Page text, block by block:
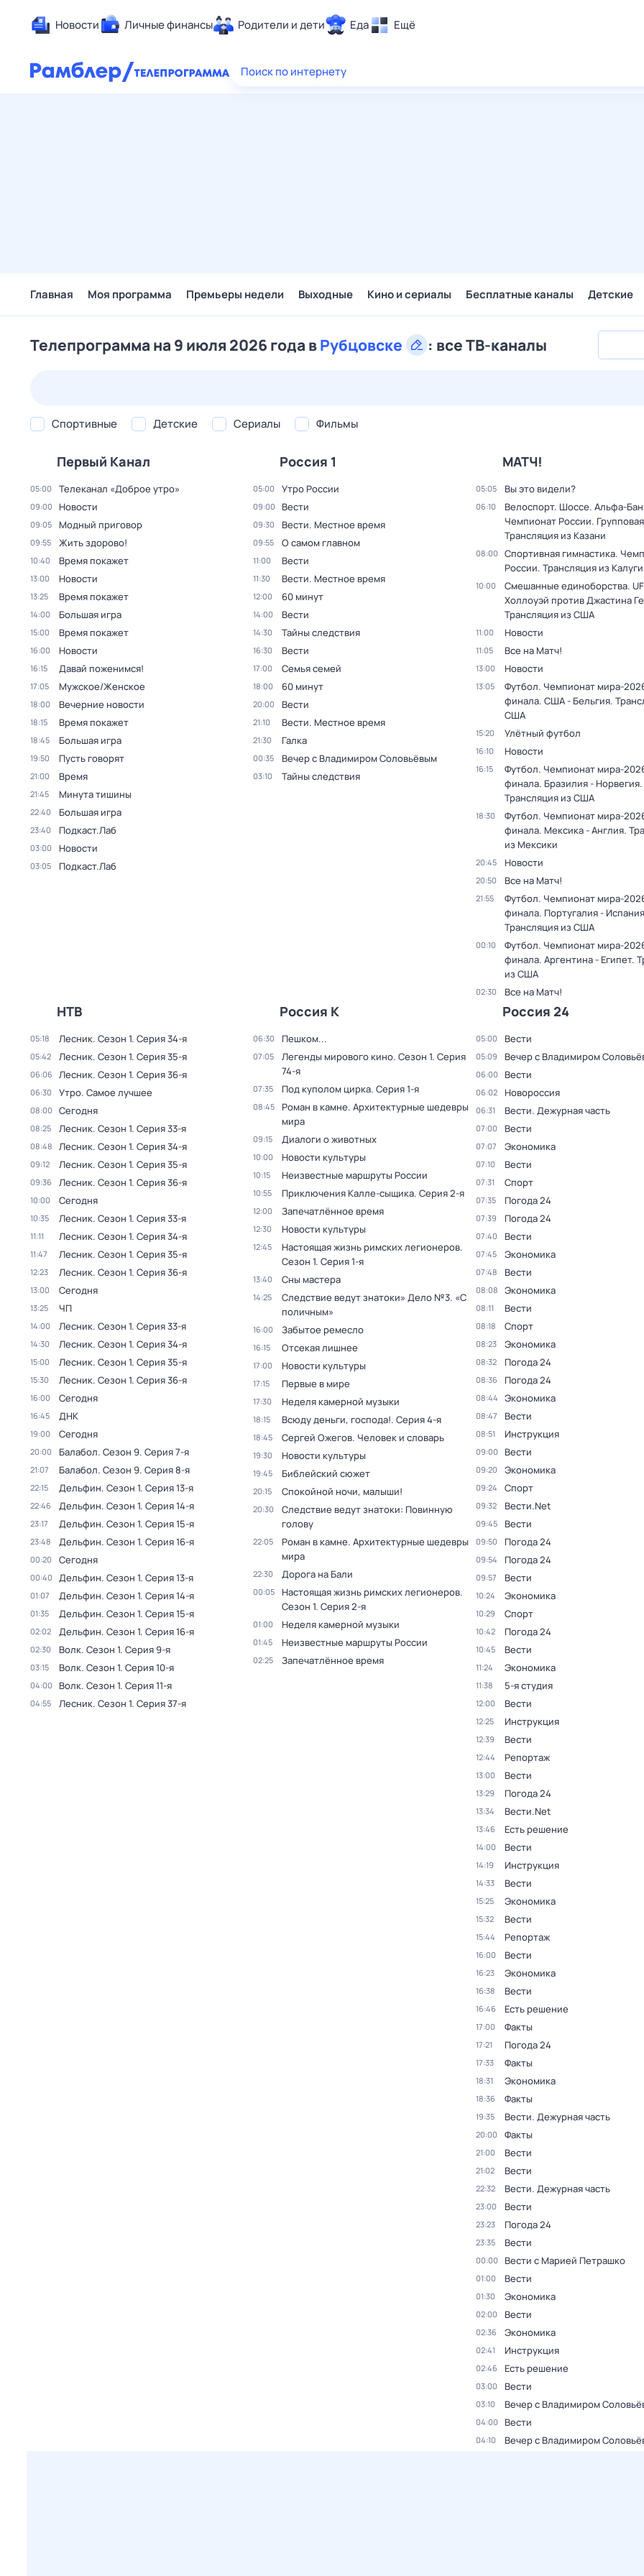
Новости Личные финансы Родители и дети Еда Ещё
Здоровье
Поиск по интернету
Главная Моя программа Премьеры недели Выходные Кино и сериалы Бесплатные каналы Детские
Телепрограмма на 9 июля 2026 года вРубцовске : все ТВ-каналы
Спортивные Детские Сериалы Фильмы
Первый Канал
05:00 Телеканал «Доброе утро»
09:00 Новости
09:05 Модный приговор
09:55 Жить здорово!
10:40 Время покажет
13:00 Новости
13:25 Время покажет
14:00 Большая игра
15:00 Время покажет
16:00 Новости
16:15 Давай поженимся!
17:05 Мужское/Женское
18:00 Вечерние новости
18:15 Время покажет
18:45 Большая игра
19:50 Пусть говорят
21:00 Время
21:45 Минута тишины
22:40 Большая игра
23:40 Подкаст.Лаб
03:00 Новости
03:05 Подкаст.Лаб
Россия 1
05:00 Утро России
09:00 Вести
09:30 Вести. Местное время
09:55 О самом главном
11:00 Вести
11:30 Вести. Местное время
12:00 60 минут
14:00 Вести
14:30 Тайны следствия
16:30 Вести
17:00 Семья семей
18:00 60 минут
20:00 Вести
21:10 Вести. Местное время
21:30 Галка
00:35 Вечер с Владимиром Соловьёвым
03:10 Тайны следствия
МАТЧ!
05:05 Вы это видели?
06:10
Велоспорт. Шоссе. Альфа-
Чемпионат России.
Трансляция из Казани
08:00
Спортивная гимнастика.
России. Трансляция из Калуги
10:00
Смешанные единоборства.
Холлоуэй против Джастина
Трансляция из США
11:00 Новости
11:05 Все на Матч!
13:00 Новости
13:05
Футбол. Чемпионат мира-
финала. США - Бельгия.
США
15:20 Улётный футбол
16:10 Новости
16:15
Футбол. Чемпионат мира-
финала. Бразилия - Норвегия.
Трансляция из США
18:30
Футбол. Чемпионат мира-
финала. Мексика - Англия.
из Мексики
20:45 Новости
20:50 Все на Матч!
21:55
Футбол. Чемпионат мира-
финала. Португалия -
Трансляция из США
00:10
Футбол. Чемпионат мира-
финала. Аргентина - Египет.
из США
02:30 Все на Матч!
НТВ
05:18 Лесник. Сезон 1. Серия 34-я
05:42 Лесник. Сезон 1. Серия 35-я
06:06 Лесник. Сезон 1. Серия 36-я
06:30 Утро. Самое лучшее
08:00 Сегодня
08:25 Лесник. Сезон 1. Серия 33-я
08:48 Лесник. Сезон 1. Серия 34-я
09:12 Лесник. Сезон 1. Серия 35-я
09:36 Лесник. Сезон 1. Серия 36-я
10:00 Сегодня
10:35 Лесник. Сезон 1. Серия 33-я
11:11 Лесник. Сезон 1. Серия 34-я
11:47 Лесник. Сезон 1. Серия 35-я
12:23 Лесник. Сезон 1. Серия 36-я
13:00 Сегодня
13:25 ЧП
14:00 Лесник. Сезон 1. Серия 33-я
14:30 Лесник. Сезон 1. Серия 34-я
15:00 Лесник. Сезон 1. Серия 35-я
15:30 Лесник. Сезон 1. Серия 36-я
16:00 Сегодня
16:45 ДНК
19:00 Сегодня
20:00 Балабол. Сезон 9. Серия 7-я
21:07 Балабол. Сезон 9. Серия 8-я
22:15 Дельфин. Сезон 1. Серия 13-я
22:46 Дельфин. Сезон 1. Серия 14-я
23:17 Дельфин. Сезон 1. Серия 15-я
23:48 Дельфин. Сезон 1. Серия 16-я
00:20 Сегодня
00:40 Дельфин. Сезон 1. Серия 13-я
01:07 Дельфин. Сезон 1. Серия 14-я
01:35 Дельфин. Сезон 1. Серия 15-я
02:02 Дельфин. Сезон 1. Серия 16-я
02:30 Волк. Сезон 1. Серия 9-я
03:15 Волк. Сезон 1. Серия 10-я
04:00 Волк. Сезон 1. Серия 11-я
04:55 Лесник. Сезон 1. Серия 37-я
Россия К
06:30 Пешком...
07:05 Легенды мирового кино. Сезон 1. Серия
74-я
07:35 Под куполом цирка. Серия 1-я
08:45
Роман в камне. Архитектурные шедевры
мира
09:15 Диалоги о животных
10:00 Новости культуры
10:15 Неизвестные маршруты России
10:55 Приключения Калле-сыщика. Серия 2-я
12:00 Запечатлённое время
12:30 Новости культуры
12:45 Настоящая жизнь римских легионеров.
Сезон 1. Серия 1-я
13:40 Сны мастера
14:25
Следствие ведут знатоки» Дело №3. «С
поличным»
16:00 Забытое ремесло
16:15 Отсекая лишнее
17:00 Новости культуры
17:15 Первые в мире
17:30 Неделя камерной музыки
18:15 Всюду деньги, господа!. Серия 4-я
18:45 Сергей Ожегов. Человек и словарь
19:30 Новости культуры
19:45 Библейский сюжет
20:15 Спокойной ночи, малыши!
20:30
Следствие ведут знатоки: Повинную
голову
22:05
Роман в камне. Архитектурные шедевры
мира
22:30 Дорога на Бали
00:05 Настоящая жизнь римских легионеров.
Сезон 1. Серия 2-я
01:00 Неделя камерной музыки
01:45 Неизвестные маршруты России
02:25 Запечатлённое время
Россия 24
05:00 Вести
05:09 Вечер с Владимиром
06:00 Вести
06:02 Новороссия
06:31 Вести. Дежурная часть
07:00 Вести
07:07 Экономика
07:10 Вести
07:31 Спорт
07:35 Погода 24
07:39 Погода 24
07:40 Вести
07:45 Экономика
07:48 Вести
08:08 Экономика
08:11 Вести
08:18 Спорт
08:23 Экономика
08:32 Погода 24
08:36 Погода 24
08:44 Экономика
08:47 Вести
08:51 Инструкция
09:00 Вести
09:20 Экономика
09:24 Спорт
09:32 Вести.Net
09:45 Вести
09:50 Погода 24
09:54 Погода 24
09:57 Вести
10:24 Экономика
10:29 Спорт
10:42 Погода 24
10:45 Вести
11:24 Экономика
11:38 5-я студия
12:00 Вести
12:25 Инструкция
12:39 Вести
12:44 Репортаж
13:00 Вести
13:29 Погода 24
13:34 Вести.Net
13:46 Есть решение
14:00 Вести
14:19 Инструкция
14:33 Вести
15:25 Экономика
15:32 Вести
15:44 Репортаж
16:00 Вести
16:23 Экономика
16:38 Вести
16:46 Есть решение
17:00 Факты
17:21 Погода 24
17:33 Факты
18:31 Экономика
18:36 Факты
19:35 Вести. Дежурная часть
20:00 Факты
21:00 Вести
21:02 Вести
22:32 Вести. Дежурная часть
23:00 Вести
23:23 Погода 24
23:35 Вести
00:00 Вести с Марией Петрашко
01:00 Вести
01:30 Экономика
02:00 Вести
02:36 Экономика
02:41 Инструкция
02:46 Есть решение
03:00 Вести
03:10 Вечер с Владимиром
04:00 Вести
04:10 Вечер с Владимиром